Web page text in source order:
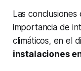
Las
importancia de
climáticos, en el
instalaciones